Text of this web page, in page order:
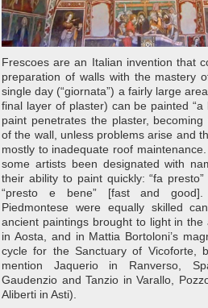
Frescoes are an Italian invention that
preparation of walls with the mastery
single day (“giornata”) a fairly large
final layer of plaster) can be painted “a
paint penetrates the plaster,
of the wall, unless problems arise and
mostly to inadequate roof
some artists been designated with
their ability to paint quickly: “fa
“presto e bene” [fast and
Piedmontese were equally skilled
ancient paintings brought to light in the
in Aosta, and in Mattia Bortoloni’s
cycle for the Sanctuary of Vicoforte,
mention Jaquerio in Ranverso,
Gaudenzio and Tanzio in Varallo,
Aliberti in Asti).